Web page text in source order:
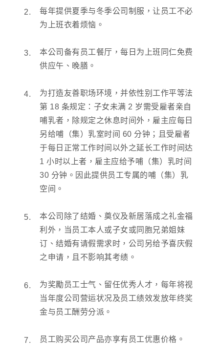
每年提供夏季与冬季公司制服，让员工不必
为上班衣着烦恼。
本公司备有员工餐厅，每日为上班同仁免费
供应午、晚膳。
为打造友善职场环境，并依性别工作平等法
第 18 条规定：子女未满 2 岁需受雇者亲自
哺乳者，除规定之休息时间外，雇主应每日
另给哺（集）乳室时间 60 分钟；且受雇者
于每日正常工作时间以外之延长工作时间达
1 小时以上者，雇主应给予哺（集）乳时间
30 分钟。因此提供员工专属的哺（集）乳
空间。
本公司除了结婚、奠仪及新居落成之礼金福
利外，当员工本人或子女或同胞兄弟姐妹
订、结婚有请假需求时，公司另给予喜庆假
之申请，且不影响其考绩。
为奖勵员工士气、留任优秀人才，每年将视
当年度公司营运状况及员工绩效发放年终奖
金与员工酬劳分派。
员工购买公司产品亦享有员工优惠价格。